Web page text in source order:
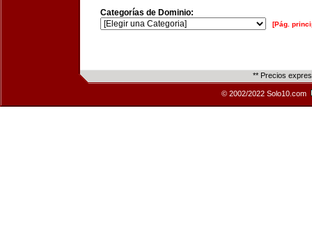
Categorías de Dominio:
[Pág.
** Precios
© 2002/2022 Solo10.com